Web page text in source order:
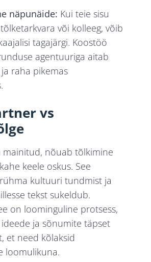
näpunäide: Kui teie sisu
või kolleeg, võib
tagajärgi. Koostöö
agentuuriga aitab
raha pikemas
vs
mainitud, nõuab tõlkimine
keele oskus. See
kultuuri tundmist ja
tekst sukeldub.
on loominguline protsess,
ja sõnumite täpset
et need kõlaksid
loomulikuna.